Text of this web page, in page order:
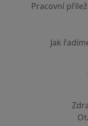
Pracovní
Jak